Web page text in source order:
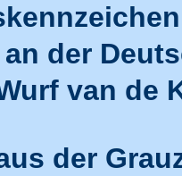
der
van de
der